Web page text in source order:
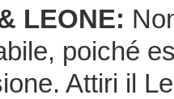
LEONE:
poiché
Attiri il